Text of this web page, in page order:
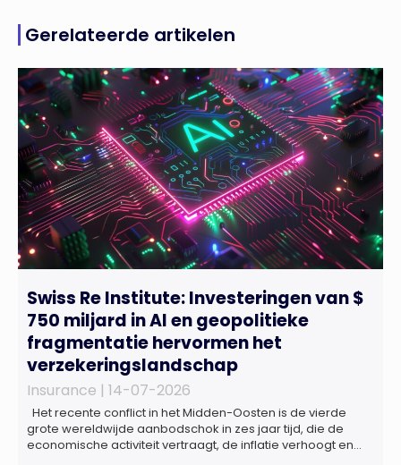
Gerelateerde artikelen
Swiss Re Institute: Investeringen van $
750 miljard in AI en geopolitieke
fragmentatie hervormen het
verzekeringslandschap
Insurance | 14-07-2026
Het recente conflict in het Midden-Oosten is de vierde
grote wereldwijde aanbodschok in zes jaar tijd, die de
economische activiteit vertraagt, de inflatie verhoogt en